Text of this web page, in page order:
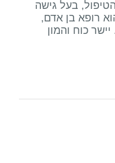
בעל גישה
רופא בן אדם,
כוח והמון